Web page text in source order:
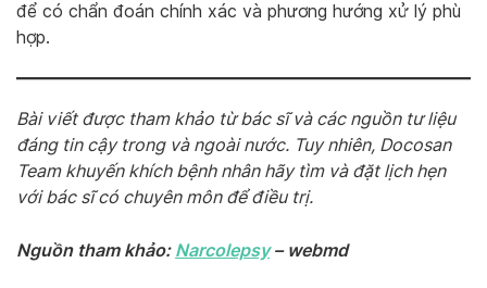
để có chẩn đoán chính xác và phương hướng xử lý phù
hợp.
Bài viết được tham khảo từ bác sĩ và các nguồn tư liệu
đáng tin cậy trong và ngoài nước. Tuy nhiên, Docosan
Team khuyến khích bệnh nhân hãy tìm và đặt lịch hẹn
với bác sĩ có chuyên môn để điều trị.
Nguồn tham khảo: Narcolepsy– webmd